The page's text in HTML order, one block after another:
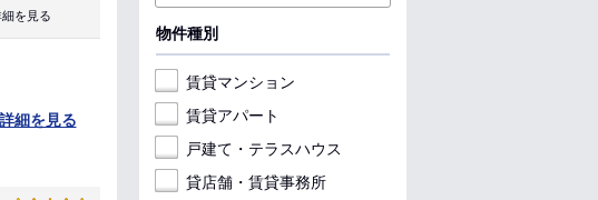
を見る
詳細を見る
物件種別
賃貸マンション
賃貸アパート
戸建て・テラスハウス
貸店舗・賃貸事務所